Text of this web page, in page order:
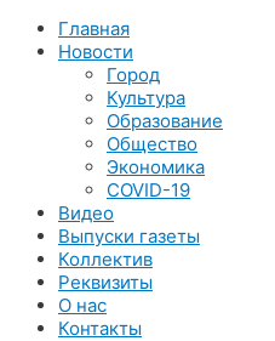
Главная
Новости
Город
Культура
Образование
Общество
Экономика
COVID-19
Видео
Выпуски газеты
Коллектив
Реквизиты
О нас
Контакты